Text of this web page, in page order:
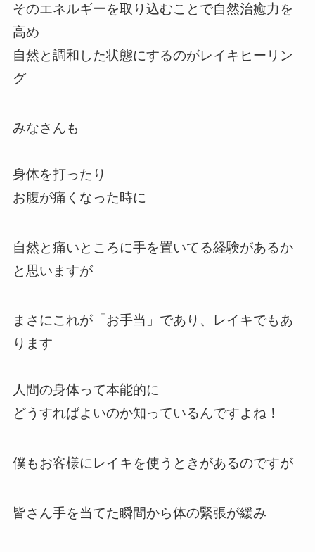
そのエネルギーを取り込むことで自然治癒力を
高め
自然と調和した状態にするのがレイキヒーリン
グ
みなさんも
身体を打ったり
お腹が痛くなった時に
自然と痛いところに手を置いてる経験があるか
と思いますが
まさにこれが「お手当」であり、レイキでもあ
ります
人間の身体って本能的に
どうすればよいのか知っているんですよね！
僕もお客様にレイキを使うときがあるのですが
皆さん手を当てた瞬間から体の緊張が緩み